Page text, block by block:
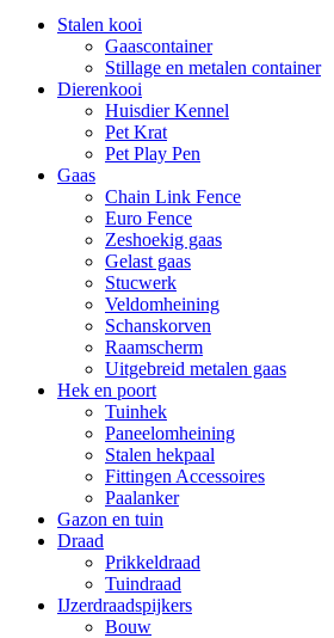
Stalen kooi
Gaascontainer
Stillage en metalen container
Dierenkooi
Huisdier Kennel
Pet Krat
Pet Play Pen
Gaas
Chain Link Fence
Euro Fence
Zeshoekig gaas
Gelast gaas
Stucwerk
Veldomheining
Schanskorven
Raamscherm
Uitgebreid metalen gaas
Hek en poort
Tuinhek
Paneelomheining
Stalen hekpaal
Fittingen Accessoires
Paalanker
Gazon en tuin
Draad
Prikkeldraad
Tuindraad
IJzerdraadspijkers
Bouw